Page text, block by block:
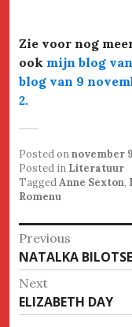
Zie voor nog
ook mijn blog
blog van 9
2.
Posted onnovember
Posted in Literatuur
TaggedAnne Sexton,
Romenu
Bericht
navigatie
Previous
Previous
post:
NATALKA
Next
Next
post:
ELIZABETH DAY